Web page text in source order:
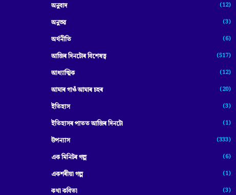
অনুবাদ (12)
অনুভৱ (3)
অৰ্থনীতি (6)
আজিৰ দিনটোৰ বিশেষত্ব (517)
আধ্যাত্মিক (12)
আমাৰ গাওঁ আমাৰ চহৰ (20)
ইতিহাস (3)
ইতিহাসৰ পাতত আজিৰ দিনটো (1)
উপন্যাস (333)
এক মিনিটৰ গল্প (6)
একশৰীয়া গল্প (1)
কথা কবিতা (3)